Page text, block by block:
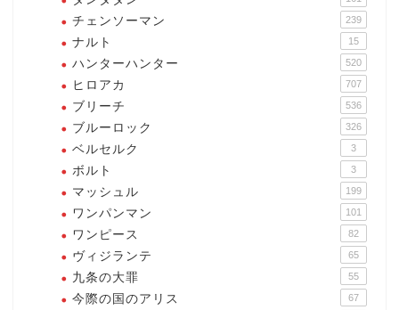
チェンソーマン 239
ナルト 15
ハンターハンター 520
ヒロアカ 707
ブリーチ 536
ブルーロック 326
ベルセルク 3
ボルト 3
マッシュル 199
ワンパンマン 101
ワンピース 82
ヴィジランテ 65
九条の大罪 55
今際の国のアリス 67